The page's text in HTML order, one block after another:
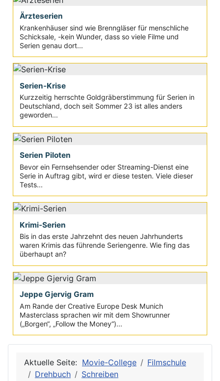
Ärzteserien
Krankenhäuser sind wie Brenngläser für menschliche
Schicksale, -kein Wunder, dass so viele Filme und
Serien genau dort...
Serien-Krise
Kurzzeitig herrschte Goldgräberstimmung für Serien in
Deutschland, doch seit Sommer 23 ist alles anders
geworden...
Serien Piloten
Bevor ein Fernsehsender oder Streaming-Dienst eine
Serie in Auftrag gibt, wird er diese testen. Viele dieser
Tests...
Krimi-Serien
Bis in das erste Jahrzehnt des neuen Jahrhunderts
waren Krimis das führende Seriengenre. Wie fing das
überhaupt an?
Jeppe Gjervig Gram
Am Rande der Creative Europe Desk Munich
Masterclass sprachen wir mit dem Showrunner
(„Borgen“, „Follow the Money“)...
Aktuelle Seite: Movie-College
Filmschule
Drehbuch
Schreiben